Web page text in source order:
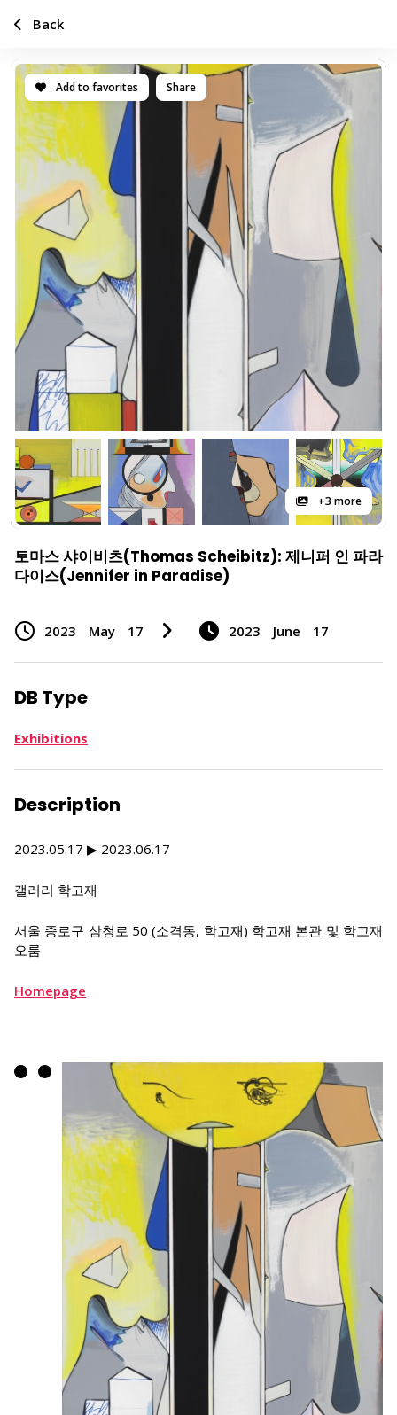
Add to favorites Share
+3 more
토마스 샤이비츠(Thomas Scheibitz): 제니퍼 인 파라
다이스(Jennifer in Paradise)
2023 May 17 2023 June 17
DB Type
Exhibitions
Description
2023.05.17 ▶ 2023.06.17
갤러리 학고재
서울 종로구 삼청로 50 (소격동, 학고재) 학고재 본관 및 학고재
오룸
Homepage
Back